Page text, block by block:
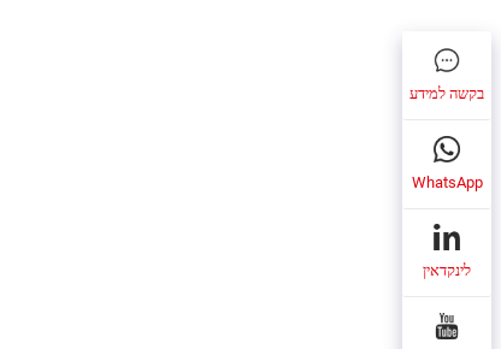
בקשה למידע
WhatsApp
לינקדאין